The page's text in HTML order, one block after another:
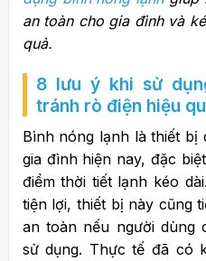
an toàn cho gia đình và
quả.
8 lưu ý khi sử
tránh rò điện hiệu
Bình nóng lạnh là thiết
gia đình hiện nay, đặc
điểm thời tiết lạnh kéo
tiện lợi, thiết bị này cũng
an toàn nếu người dùng
sử dụng. Thực tế đã có